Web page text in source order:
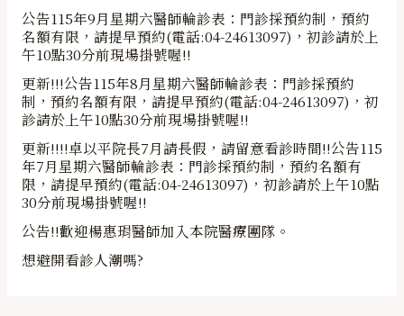
公告115年9月星期六醫師輪診表：門診採預約制，預約
名額有限，請提早預約(電話:04-24613097)，初診請於上
午10點30分前現場掛號喔!!
更新!!!公告115年8月星期六醫師輪診表：門診採預約
制，預約名額有限，請提早預約(電話:04-24613097)，初
診請於上午10點30分前現場掛號喔!!
更新!!!!卓以平院長7月請長假，請留意看診時間!!公告115
年7月星期六醫師輪診表：門診採預約制，預約名額有
限，請提早預約(電話:04-24613097)，初診請於上午10點
30分前現場掛號喔!!
公告!!歡迎楊惠琄醫師加入本院醫療團隊。
想避開看診人潮嗎?